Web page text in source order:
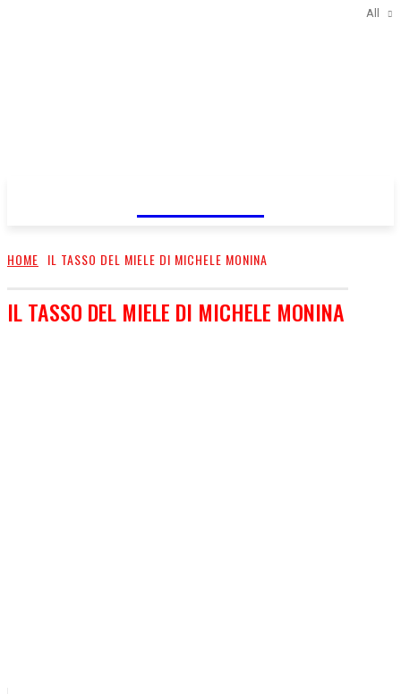
HOME IL TASSO DEL MIELE DI MICHELE MONINA
IL TASSO DEL MIELE DI MICHELE MONINA
All